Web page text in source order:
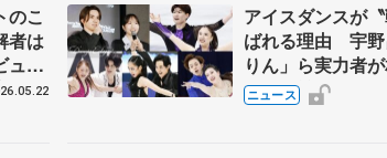
のこ
者は
ュー
人、
アイスダンスが
ばれる理由 宇野
りん」ら実力者
国内の競争激化
ニュース